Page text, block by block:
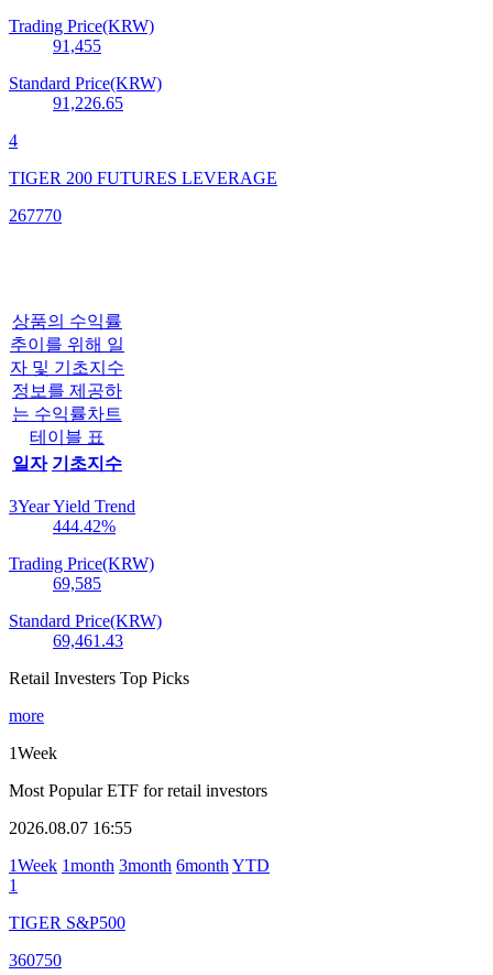
Trading Price(KRW)
91,455
Standard Price(KRW)
91,226.65
4
TIGER 200 FUTURES LEVERAGE
267770
상품의 수익률
추이를 위해 일
자 및 기초지수
정보를 제공하
는 수익률차트
테이블 표
일자 기초지수
3Year Yield Trend
444.42%
Trading Price(KRW)
69,585
Standard Price(KRW)
69,461.43
Retail Investers Top Picks
more
1Week
Most Popular ETF for retail investors
2026.08.07 16:55
1Week 1month 3month 6month YTD
1
TIGER S&P500
360750